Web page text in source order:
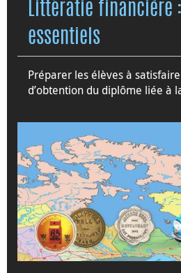
Littératie financière
essentiels
Préparer les élèves à
d’obtention du diplôme liée à